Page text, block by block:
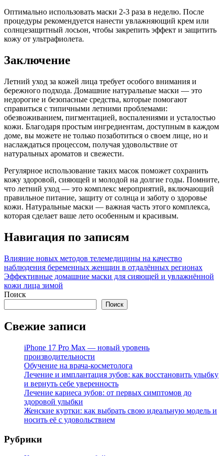
Оптимально использовать маски 2-3 раза в неделю. После
процедуры рекомендуется нанести увлажняющий крем или
солнцезащитный лосьон, чтобы закрепить эффект и защитить
кожу от ультрафиолета.
Заключение
Летний уход за кожей лица требует особого внимания и
бережного подхода. Домашние натуральные маски — это
недорогие и безопасные средства, которые помогают
справиться с типичными летними проблемами:
обезвоживанием, пигментацией, воспалениями и усталостью
кожи. Благодаря простым ингредиентам, доступным в каждом
доме, вы можете не только позаботиться о своем лице, но и
наслаждаться процессом, получая удовольствие от
натуральных ароматов и свежести.
Регулярное использование таких масок поможет сохранить
кожу здоровой, сияющей и молодой на долгие годы. Помните,
что летний уход — это комплекс мероприятий, включающий
правильное питание, защиту от солнца и заботу о здоровье
кожи. Натуральные маски — важная часть этого комплекса,
которая сделает ваше лето особенным и красивым.
Навигация по записям
Влияние новых методов телемедицины на качество
наблюдения беременных женщин в отдалённых регионах
Эффективные домашние маски для сияющей и увлажнённой
кожи лица зимой
Поиск
Поиск
Свежие записи
iPhone 17 Pro Max — новый уровень
производительности
Обучение на врача-косметолога
Лечение и имплантация зубов: как восстановить улыбку
и вернуть себе уверенность
Лечение кариеса зубов: от первых симптомов до
здоровой улыбки
Женские куртки: как выбрать свою идеальную модель и
носить её с удовольствием
Рубрики